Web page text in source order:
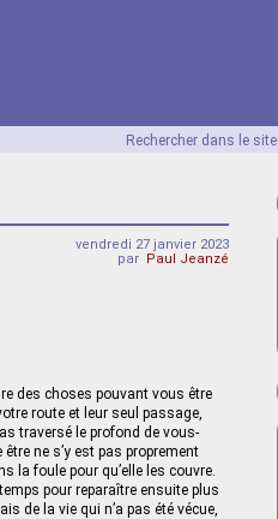
Rechercher dans le site
vendredi 27 janvier 2023
par Paul Jeanzé
des choses pouvant vous être
route et leur seul passage,
traversé le profond de vous-
ne s’y est pas proprement
la foule pour qu’elle les couvre.
pour reparaître ensuite plus
de la vie qui n’a pas été vécue,